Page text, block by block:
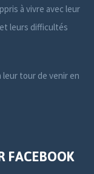
à vivre avec leur
leurs difficultés
leur tour de venir en
FACEBOOK